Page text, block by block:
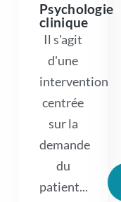
Psychologie
clinique
Il s'agit
d'une
intervention
centrée
sur la
demande
du
patient...